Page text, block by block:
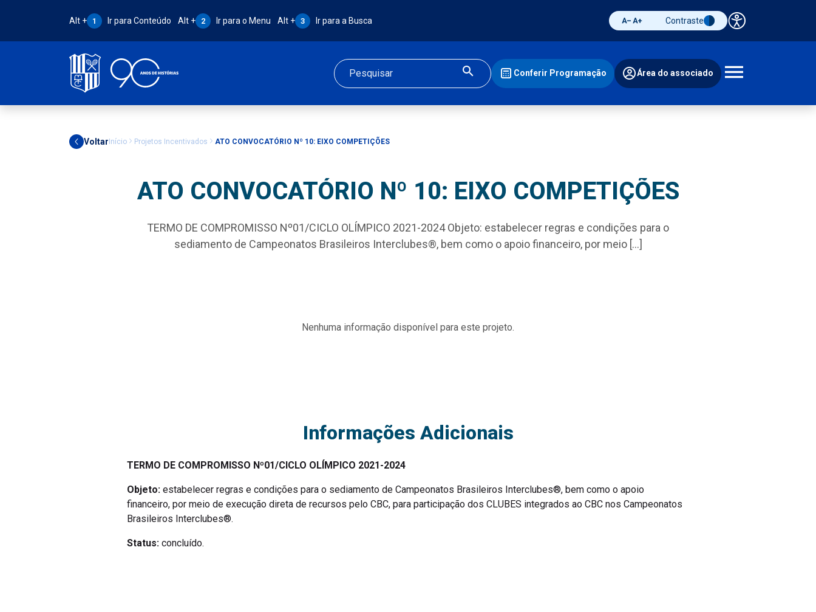
Atalho Alt + 1:
Alt + 1 Ir para Conteúdo Atalho Alt + 2:
Alt + 2 Ir para o Menu Atalho Alt + 3:
Alt + 3 Ir para a Busca Diminuir fonte
Aumentar fonteAlternar contraste
Contraste Painel de
Buscar
Conferir Programação Área do associado
Abrir
Voltar Início Projetos Incentivados ATO CONVOCATÓRIO Nº 10: EIXO COMPETIÇÕES
ATO CONVOCATÓRIO Nº 10: EIXO COMPETIÇÕES
TERMO DE COMPROMISSO Nº01/CICLO OLÍMPICO 2021-2024 Objeto: estabelecer regras e condições para o
sediamento de Campeonatos Brasileiros Interclubes®, bem como o apoio financeiro, por meio […]
Nenhuma informação disponível para este projeto.
Informações Adicionais
TERMO DE COMPROMISSO Nº01/CICLO OLÍMPICO 2021-2024
Objeto: estabelecer regras e condições para o sediamento de Campeonatos Brasileiros Interclubes®, bem como o apoio
financeiro, por meio de execução direta de recursos pelo CBC, para participação dos CLUBES integrados ao CBC nos Campeonatos
Brasileiros Interclubes®.
Status: concluído.